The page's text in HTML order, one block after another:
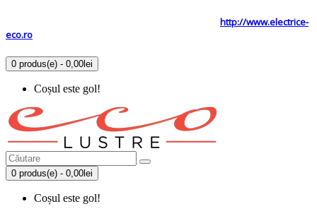
http://www.electrice-
eco.ro
0 produs(e) - 0,00lei
Coșul este gol!
0 produs(e) - 0,00lei
Coșul este gol!